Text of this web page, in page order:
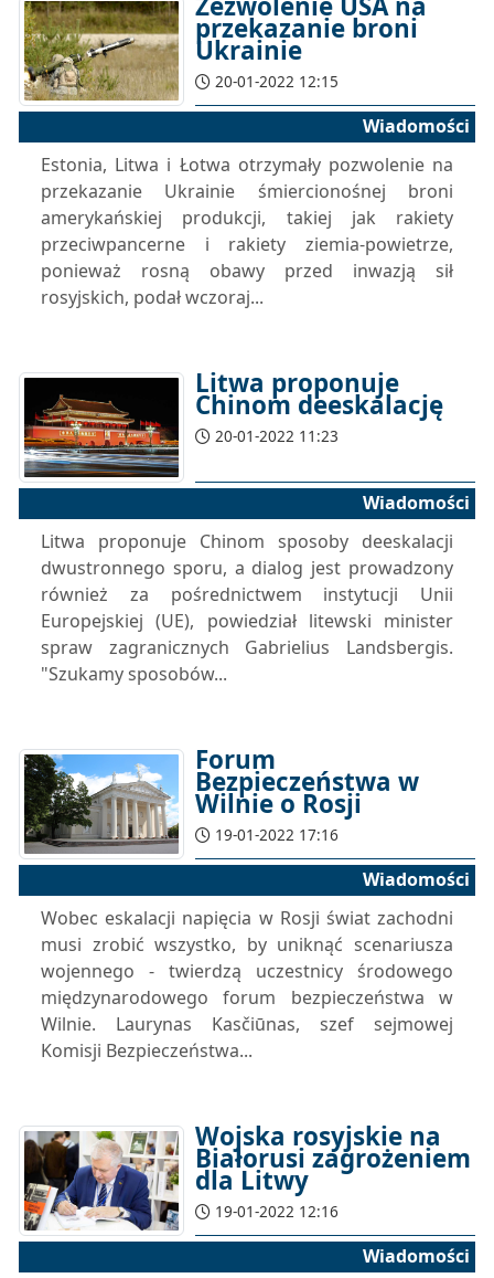
przekazanie broni
Ukrainie
20-01-2022 12:15
Wiadomości
Estonia, Litwa i Łotwa otrzymały pozwolenie na
przekazanie Ukrainie śmiercionośnej broni
amerykańskiej produkcji, takiej jak rakiety
przeciwpancerne i rakiety ziemia-powietrze,
ponieważ rosną obawy przed inwazją sił
rosyjskich, podał wczoraj...
Litwa proponuje
Chinom deeskalację
20-01-2022 11:23
Wiadomości
Litwa proponuje Chinom sposoby deeskalacji
dwustronnego sporu, a dialog jest prowadzony
również za pośrednictwem instytucji Unii
Europejskiej (UE), powiedział litewski minister
spraw zagranicznych Gabrielius Landsbergis.
"Szukamy sposobów...
Forum
Bezpieczeństwa w
Wilnie o Rosji
19-01-2022 17:16
Wiadomości
Wobec eskalacji napięcia w Rosji świat zachodni
musi zrobić wszystko, by uniknąć scenariusza
wojennego - twierdzą uczestnicy środowego
międzynarodowego forum bezpieczeństwa w
Wilnie. Laurynas Kasčiūnas, szef sejmowej
Komisji Bezpieczeństwa...
Wojska rosyjskie na
Białorusi zagrożeniem
dla Litwy
19-01-2022 12:16
Wiadomości